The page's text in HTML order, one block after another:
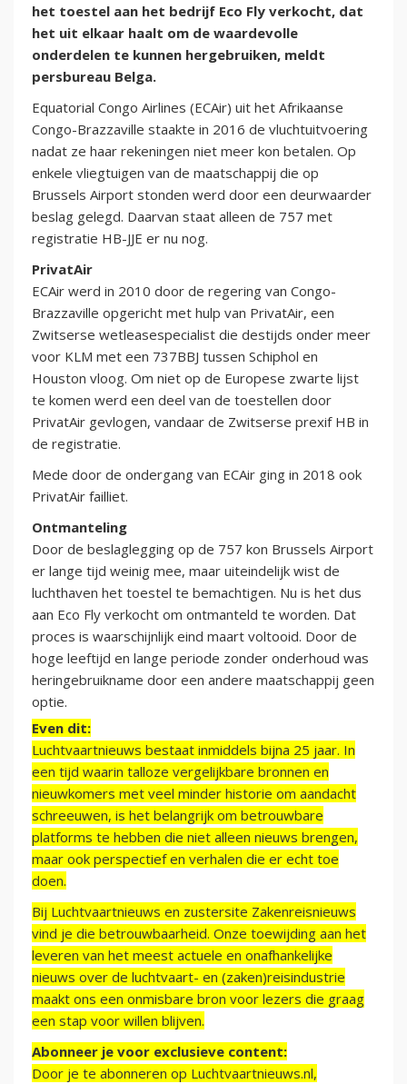
het toestel aan het bedrijf Eco Fly verkocht, dat
het uit elkaar haalt om de waardevolle
onderdelen te kunnen hergebruiken, meldt
persbureau Belga.
Equatorial Congo Airlines (ECAir) uit het Afrikaanse
Congo-Brazzaville staakte in 2016 de vluchtuitvoering
nadat ze haar rekeningen niet meer kon betalen. Op
enkele vliegtuigen van de maatschappij die op
Brussels Airport stonden werd door een deurwaarder
beslag gelegd. Daarvan staat alleen de 757 met
registratie HB-JJE er nu nog.
PrivatAir
ECAir werd in 2010 door de regering van Congo-
Brazzaville opgericht met hulp van PrivatAir, een
Zwitserse wetleasespecialist die destijds onder meer
voor KLM met een 737BBJ tussen Schiphol en
Houston vloog. Om niet op de Europese zwarte lijst
te komen werd een deel van de toestellen door
PrivatAir gevlogen, vandaar de Zwitserse prexif HB in
de registratie.
Mede door de ondergang van ECAir ging in 2018 ook
PrivatAir failliet.
Ontmanteling
Door de beslaglegging op de 757 kon Brussels Airport
er lange tijd weinig mee, maar uiteindelijk wist de
luchthaven het toestel te bemachtigen. Nu is het dus
aan Eco Fly verkocht om ontmanteld te worden. Dat
proces is waarschijnlijk eind maart voltooid. Door de
hoge leeftijd en lange periode zonder onderhoud was
heringebruikname door een andere maatschappij geen
optie.
Even dit:
Luchtvaartnieuws bestaat inmiddels bijna 25 jaar. In
een tijd waarin talloze vergelijkbare bronnen en
nieuwkomers met veel minder historie om aandacht
schreeuwen, is het belangrijk om betrouwbare
platforms te hebben die niet alleen nieuws brengen,
maar ook perspectief en verhalen die er echt toe
doen.
Bij Luchtvaartnieuws en zustersite Zakenreisnieuws
vind je die betrouwbaarheid. Onze toewijding aan het
leveren van het meest actuele en onafhankelijke
nieuws over de luchtvaart- en (zaken)reisindustrie
maakt ons een onmisbare bron voor lezers die graag
een stap voor willen blijven.
Abonneer je voor exclusieve content:
Door je te abonneren op Luchtvaartnieuws.nl,